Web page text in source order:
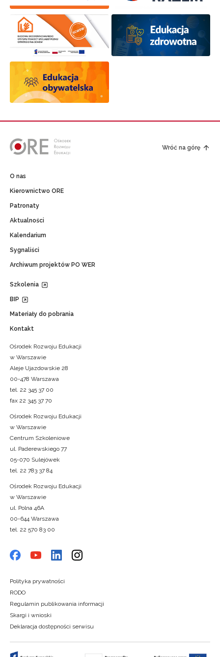
Wróć na górę
O nas
Kierownictwo ORE
Patronaty
Aktualności
Kalendarium
Sygnaliści
Archiwum projektów PO WER
Szkolenia
BIP
Materiały do pobrania
Kontakt
Ośrodek Rozwoju Edukacji
w Warszawie
Aleje Ujazdowskie 28
00-478 Warszawa
tel. 22 345 37 00
fax 22 345 37 70
Ośrodek Rozwoju Edukacji
w Warszawie
Centrum Szkoleniowe
ul. Paderewskiego 77
05-070 Sulejówek
tel. 22 783 37 84
Ośrodek Rozwoju Edukacji
w Warszawie
ul. Polna 46A
00-644 Warszawa
tel. 22 570 83 00
Polityka prywatności
RODO
Regulamin publikowania informacji
Skargi i wnioski
Deklaracja dostępności serwisu